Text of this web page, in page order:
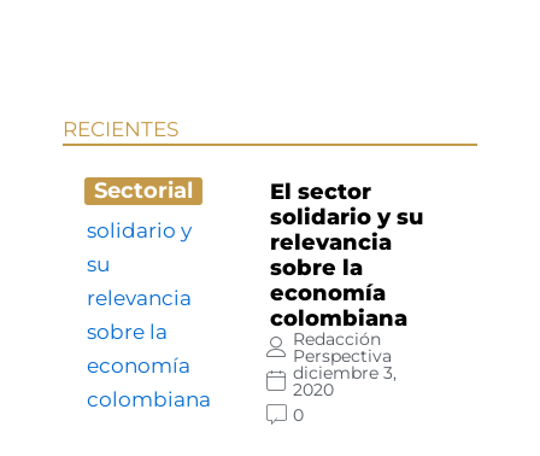
RECIENTES
Sectorial
El sector
solidario y su
relevancia
sobre la
economía
colombiana
Redacción
Perspectiva
diciembre 3,
2020
0